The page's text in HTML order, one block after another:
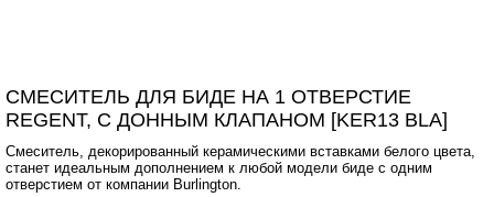
СМЕСИТЕЛЬ ДЛЯ БИДЕ НА 1 ОТВЕРСТИЕ
REGENT, С ДОННЫМ КЛАПАНОМ [KER13 BLA]
Смеситель, декорированный керамическими вставками белого цвета,
станет идеальным дополнением к любой модели биде с одним
отверстием от компании Burlington.